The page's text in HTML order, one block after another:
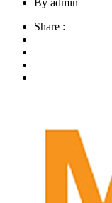
By admin
Share :